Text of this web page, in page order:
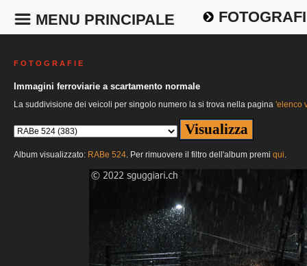
MENU PRINCIPALE
F O T O G R A F I E
Immagini ferroviarie a scartamento normale
La suddivisione dei veicoli per singolo numero la si trova nella pagina 'elenco
Album visualizzato: RABe 524. Per rimuovere il filtro dell'album premi qui.